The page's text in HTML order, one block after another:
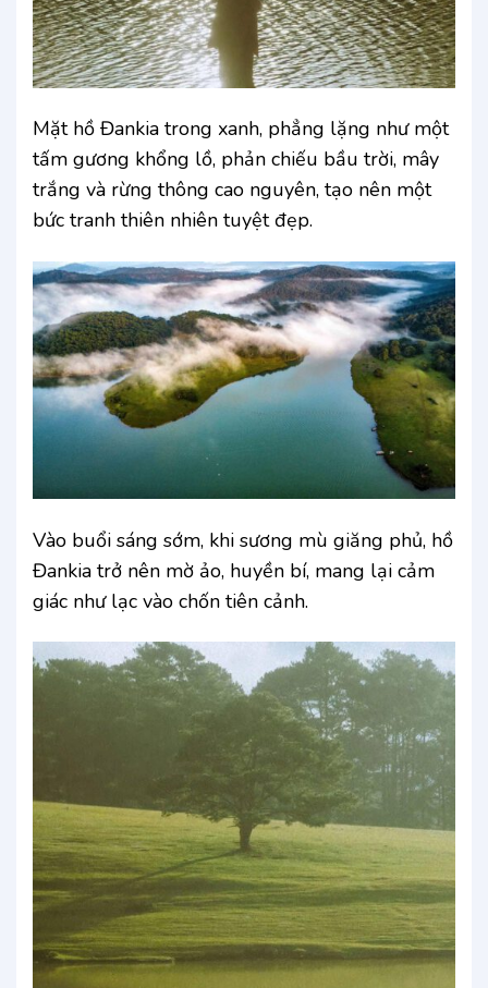
Mặt hồ Đankia trong xanh, phẳng lặng như một
tấm gương khổng lồ, phản chiếu bầu trời, mây
trắng và rừng thông cao nguyên, tạo nên một
bức tranh thiên nhiên tuyệt đẹp.
Vào buổi sáng sớm, khi sương mù giăng phủ, hồ
Đankia trở nên mờ ảo, huyền bí, mang lại cảm
giác như lạc vào chốn tiên cảnh.